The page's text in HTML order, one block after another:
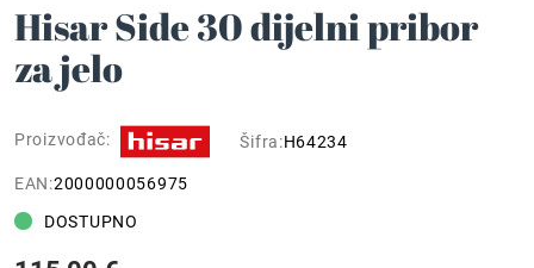
Hisar Side 30 dijelni pribor
za jelo
Proizvođač: Šifra:H64234
EAN:2000000056975
DOSTUPNO